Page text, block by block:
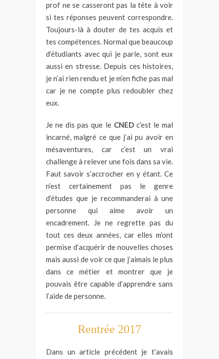
prof ne se casseront pas la tête à voir
si tes réponses peuvent correspondre.
Toujours-là à douter de tes acquis et
tes compétences. Normal que beaucoup
d’étudiants avec qui je parle, sont eux
aussi en stresse. Depuis ces histoires,
je n’ai rien rendu et je m’en fiche pas mal
car je ne compte plus redoubler chez
eux.
Je ne dis pas que le CNEDc’est le mal
incarné, malgré ce que j’ai pu avoir en
mésaventures, car c’est un vrai
challenge à relever une fois dans sa vie.
Faut savoir s’accrocher en y étant. Ce
n’est certainement pas le genre
d’études que je recommanderai à une
personne qui aime avoir un
encadrement. Je ne regrette pas du
tout ces deux années, car elles m’ont
permise d’acquérir de nouvelles choses
mais aussi de voir ce que j’aimais le plus
dans ce métier et montrer que je
pouvais être capable d’apprendre sans
l’aide de personne.
Rentrée 2017
Dans un article précédent je t’avais